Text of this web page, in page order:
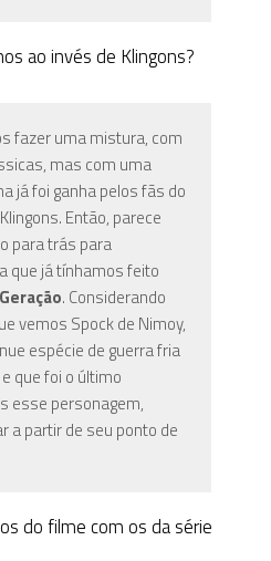
ao invés de Klingons?
fazer uma mistura, com
mas com uma
já foi ganha pelos fãs do
Então, parece
para trás para
que já tínhamos feito
. Considerando
vemos Spock de Nimoy,
espécie de guerra fria
que foi o último
esse personagem,
a partir de seu ponto de
do filme com os da série